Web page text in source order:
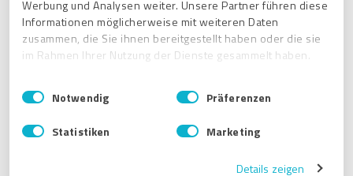
Werbung und Analysen weiter. Unsere Partner führen diese
Informationen möglicherweise mit weiteren Daten
zusammen, die Sie ihnen bereitgestellt haben oder die sie
im Rahmen Ihrer Nutzung der Dienste gesammelt haben.
Impressum
Datenschutzbestimmungen
E
i
n
w
Notwendig Präferenzen
Statistiken Marketing
Details zeigen
Wie kann ich eine ProvenExpert-Umfrage/ einen Fragebogen
anpassen?
Wie bestelle ich ProvenExpert-Newsletter und -Reportings